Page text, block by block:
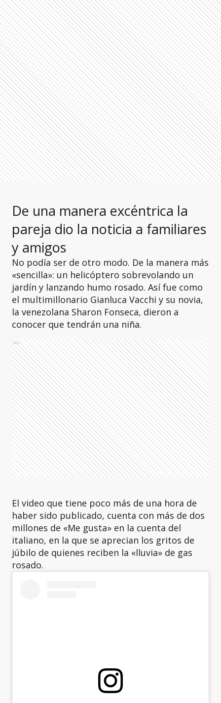
De una manera excéntrica la
pareja dio la noticia a familiares
y amigos
No podía ser de otro modo. De la manera más
«sencilla»: un helicóptero sobrevolando un
jardín y lanzando humo rosado. Así fue como
el multimillonario Gianluca Vacchi y su novia,
la venezolana Sharon Fonseca, dieron a
conocer que tendrán una niña.
Ads
El video que tiene poco más de una hora de
haber sido publicado, cuenta con más de dos
millones de «Me gusta» en la cuenta del
italiano, en la que se aprecian los gritos de
júbilo de quienes reciben la «lluvia» de gas
rosado.